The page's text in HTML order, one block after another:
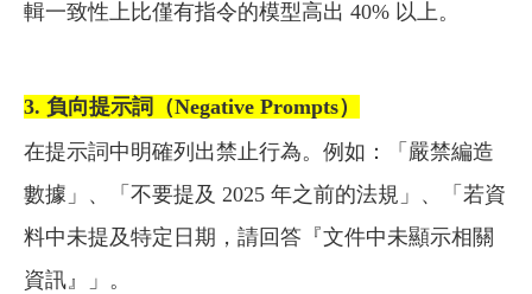
輯一致性上比僅有指令的模型高出 40% 以上。
3. 負向提示詞（Negative Prompts）
在提示詞中明確列出禁止行為。例如：「嚴禁編造
數據」、「不要提及 2025 年之前的法規」、「若資
料中未提及特定日期，請回答『文件中未顯示相關
資訊』」。